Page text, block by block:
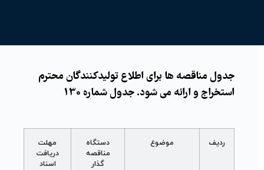
جدول مناقصه ها برای اطلاع تولیدکنندگان محترم
استخراج و ارائه می شود. جدول شماره 130
ردیف موضوع
دستگاه
مناقصه
گذار
مهلت
دریافت
اسناد